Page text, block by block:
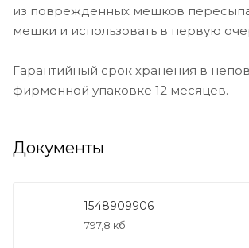
из поврежденных мешков
мешки и использовать в первую
Гарантийный срок хранения в
фирменной упаковке 12 месяцев.
Документы
1548909906
797,8 кб